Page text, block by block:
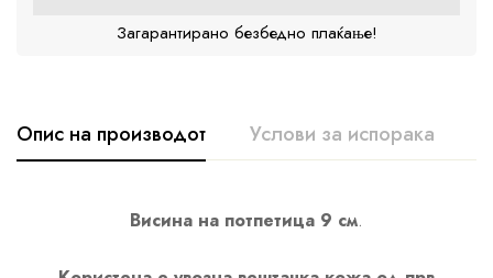
Загарантирано безбедно плаќање!
Опис на производот Услови за испорака
Висина на потпетица 9 см.